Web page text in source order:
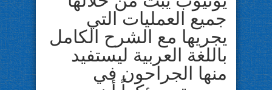
جميع العمليات التي
يجريها مع الشرح الكامل
باللغة العربية ليستفيد
منها الجراحون في